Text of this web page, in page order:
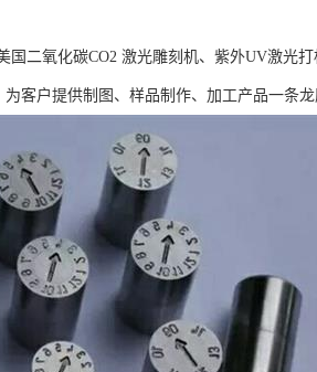
二氧化碳CO2 激光雕刻机、紫外UV激光
客户提供制图、样品制作、加工产品一条